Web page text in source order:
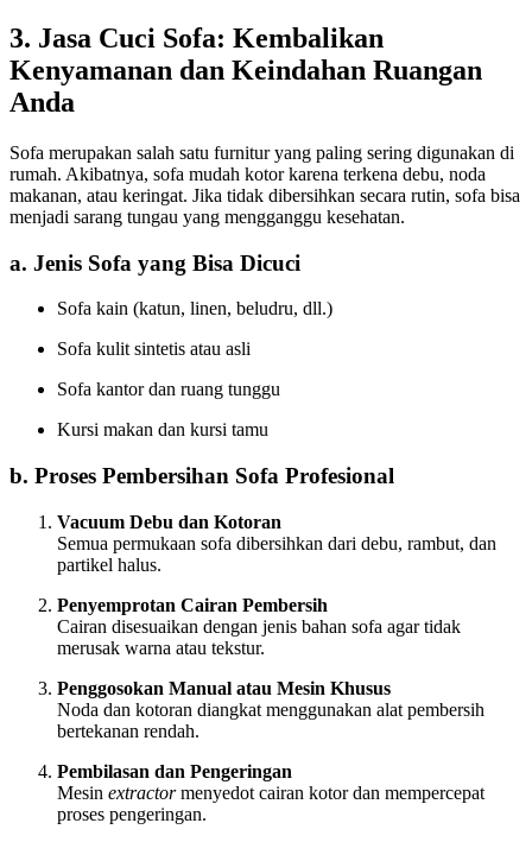
3. Jasa Cuci Sofa: Kembalikan
Kenyamanan dan Keindahan Ruangan
Anda
Sofa merupakan salah satu furnitur yang paling sering digunakan di
rumah. Akibatnya, sofa mudah kotor karena terkena debu, noda
makanan, atau keringat. Jika tidak dibersihkan secara rutin, sofa bisa
menjadi sarang tungau yang mengganggu kesehatan.
a. Jenis Sofa yang Bisa Dicuci
Sofa kain (katun, linen, beludru, dll.)
Sofa kulit sintetis atau asli
Sofa kantor dan ruang tunggu
Kursi makan dan kursi tamu
b. Proses Pembersihan Sofa Profesional
Vacuum Debu dan Kotoran
Semua permukaan sofa dibersihkan dari debu, rambut, dan
partikel halus.
Penyemprotan Cairan Pembersih
Cairan disesuaikan dengan jenis bahan sofa agar tidak
merusak warna atau tekstur.
Penggosokan Manual atau Mesin Khusus
Noda dan kotoran diangkat menggunakan alat pembersih
bertekanan rendah.
Pembilasan dan Pengeringan
Mesin extractormenyedot cairan kotor dan mempercepat
proses pengeringan.